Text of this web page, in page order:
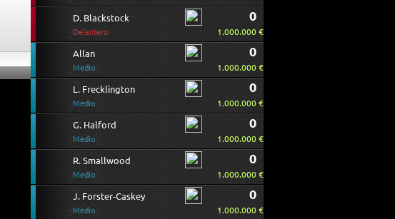
D. Blackstock
Delantero
0
1.000.000 €
Allan
Medio
0
1.000.000 €
L. Frecklington
Medio
0
1.000.000 €
G. Halford
Medio
0
1.000.000 €
R. Smallwood
Medio
0
1.000.000 €
J. Forster-Caskey
Medio
0
1.000.000 €